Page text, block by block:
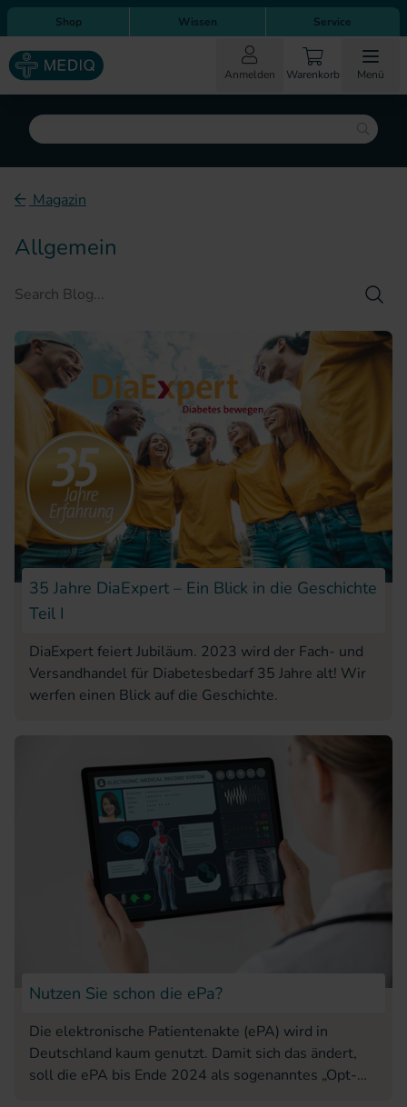
Direkt zum Inhalt
Direkt zur Hauptnavigation
Shop Wissen Service
Anmelden Warenkorb Menü
Suche
Magazin
Allgemein
35 Jahre DiaExpert – Ein Blick in die Geschichte
Teil I
DiaExpert feiert Jubiläum. 2023 wird der Fach- und
Versandhandel für Diabetesbedarf 35 Jahre alt! Wir
werfen einen Blick auf die Geschichte.
Nutzen Sie schon die ePa?
Die elektronische Patientenakte (ePA) wird in
Deutschland kaum genutzt. Damit sich das ändert,
soll die ePA bis Ende 2024 als sogenanntes „Opt-